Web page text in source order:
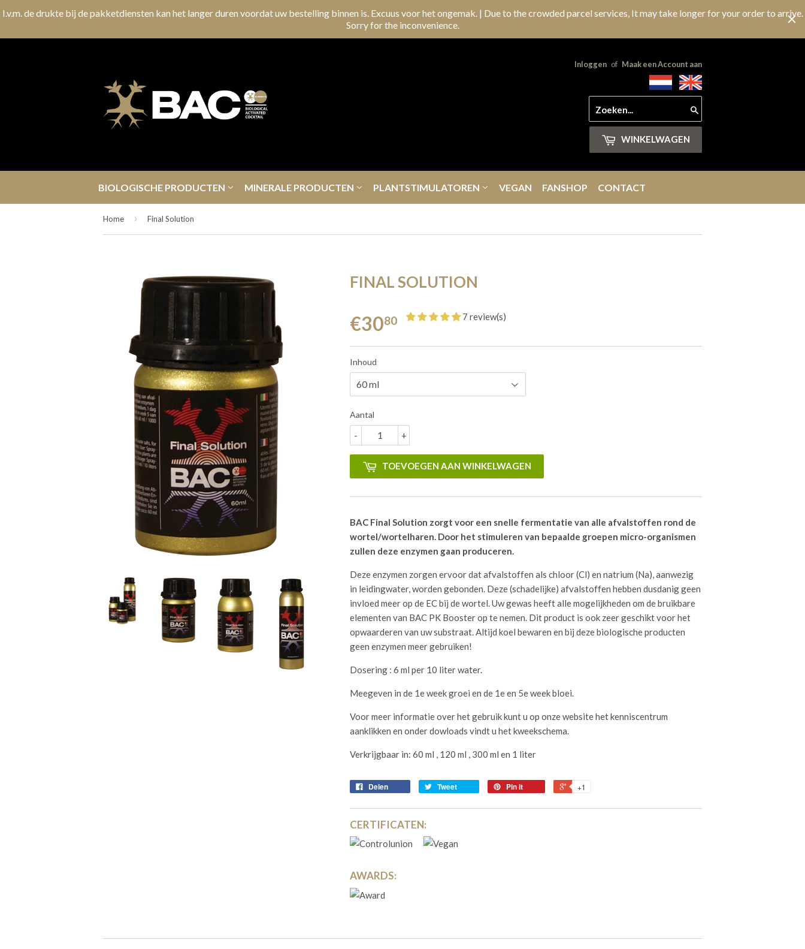
I.v.m. de drukte bij de pakketdiensten kan het langer duren voordat uw bestelling binnen is. Excuus voor het ongemak. | Due to the crowded parcel services, It may take longer for your order to arrive.
Sorry for the inconvenience.
Inloggen of Maak een Account aan
Zoeken
WINKELWAGEN
BIOLOGISCHE PRODUCTEN MINERALE PRODUCTEN PLANTSTIMULATOREN VEGAN FANSHOP CONTACT
Home › Final Solution
FINAL SOLUTION
€3080 7 review(s)
Inhoud
Aantal
+
-
TOEVOEGEN AAN WINKELWAGEN
BAC Final Solution zorgt voor een snelle fermentatie van alle afvalstoffen rond de
wortel/wortelharen. Door het stimuleren van bepaalde groepen micro-organismen
zullen deze enzymen gaan produceren.
Deze enzymen zorgen ervoor dat afvalstoffen als chloor (Cl) en natrium (Na), aanwezig
in leidingwater, worden gebonden. Deze (schadelijke) afvalstoffen hebben dusdanig geen
invloed meer op de EC bij de wortel. Uw gewas heeft alle mogelijkheden om de bruikbare
elementen van BAC PK Booster op te nemen. Dit product is ook zeer geschikt voor het
opwaarderen van uw substraat. Altijd koel bewaren en bij deze biologische producten
geen enzymen meer gebruiken!
Dosering : 6 ml per 10 liter water.
Meegeven in de 1e week groei en de 1e en 5e week bloei.
Voor meer informatie over het gebruik kunt u op onze website het kenniscentrum
aanklikken en onder dowloads vindt u het kweekschema.
Verkrijgbaar in: 60 ml , 120 ml , 300 ml en 1 liter
Delen Tweet Pin it +1
CERTIFICATEN:
AWARDS: